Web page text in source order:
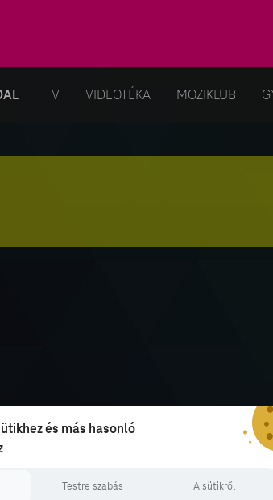
TV VIDEOTÉKA MOZIKLUB
és más hasonló
Testre szabás A sütikről